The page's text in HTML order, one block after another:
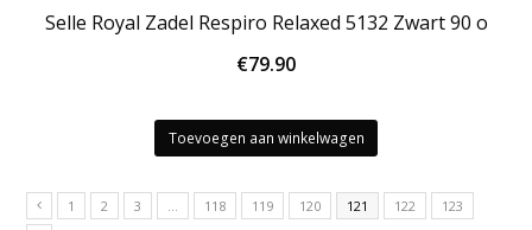
Selle Royal Zadel Respiro Relaxed 5132 Zwart 90 o
€79.90
Toevoegen aan winkelwagen
1 2 3 118 119 120 121 122 123